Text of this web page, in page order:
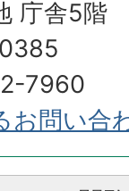
庁舎5階
7960
お問い合